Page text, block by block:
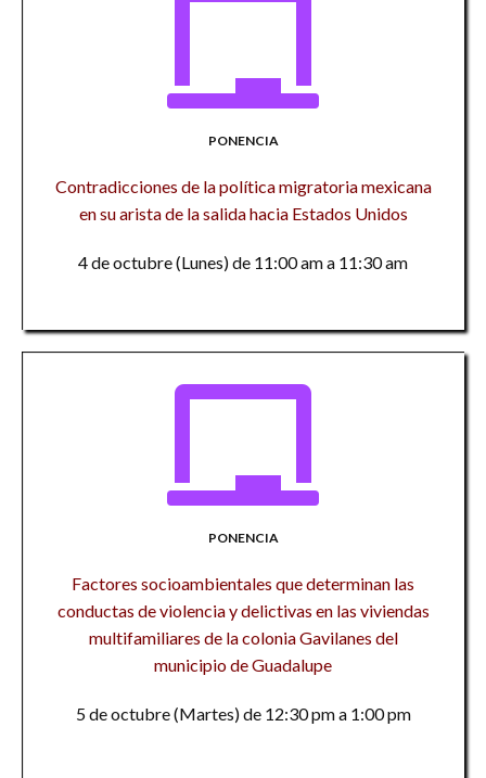
PONENCIA
Contradicciones de la política migratoria mexicana
en su arista de la salida hacia Estados Unidos
4 de octubre (Lunes) de 11:00 am a 11:30 am
PONENCIA
Factores socioambientales que determinan las
conductas de violencia y delictivas en las viviendas
multifamiliares de la colonia Gavilanes del
municipio de Guadalupe
5 de octubre (Martes) de 12:30 pm a 1:00 pm